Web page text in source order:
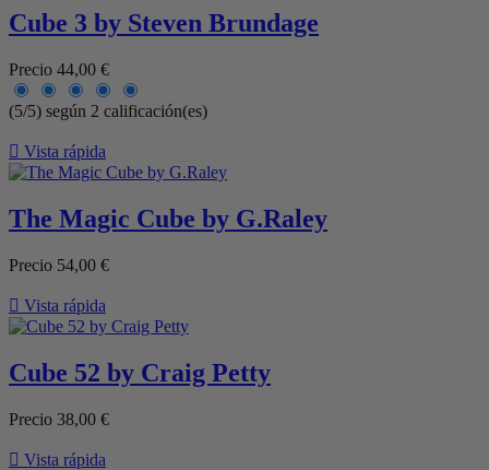
Cube 3 by Steven Brundage
Precio 44,00 €
(5/5) según 2 calificación(es)
 Vista rápida
The Magic Cube by G.Raley
Precio 54,00 €
 Vista rápida
Cube 52 by Craig Petty
Precio 38,00 €
 Vista rápida